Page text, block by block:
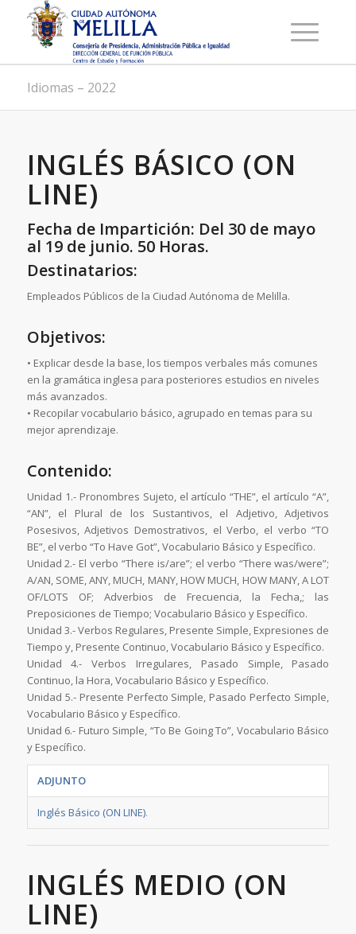
Idiomas – 2022
INGLÉS BÁSICO (ON
LINE)
Fecha de Impartición: Del 30 de mayo
al 19 de junio. 50 Horas.
Destinatarios:
Empleados Públicos de la Ciudad Autónoma de Melilla.
Objetivos:
• Explicar desde la base, los tiempos verbales más comunes
en la gramática inglesa para posteriores estudios en niveles
más avanzados.
• Recopilar vocabulario básico, agrupado en temas para su
mejor aprendizaje.
Contenido:
Unidad 1.- Pronombres Sujeto, el artículo “THE”, el artículo “A”,
“AN”, el Plural de los Sustantivos, el Adjetivo, Adjetivos
Posesivos, Adjetivos Demostrativos, el Verbo, el verbo “TO
BE”, el verbo “To Have Got”, Vocabulario Básico y Específico.
Unidad 2.- El verbo “There is/are”; el verbo “There was/were”;
A/AN, SOME, ANY, MUCH, MANY, HOW MUCH, HOW MANY, A LOT
OF/LOTS OF; Adverbios de Frecuencia, la Fecha,; las
Preposiciones de Tiempo; Vocabulario Básico y Específico.
Unidad 3.- Verbos Regulares, Presente Simple, Expresiones de
Tiempo y, Presente Continuo, Vocabulario Básico y Específico.
Unidad 4.- Verbos Irregulares, Pasado Simple, Pasado
Continuo, la Hora, Vocabulario Básico y Específico.
Unidad 5.- Presente Perfecto Simple, Pasado Perfecto Simple,
Vocabulario Básico y Específico.
Unidad 6.- Futuro Simple, “To Be Going To”, Vocabulario Básico
y Específico.
ADJUNTO
Inglés Básico (ON LINE).
INGLÉS MEDIO (ON
LINE)